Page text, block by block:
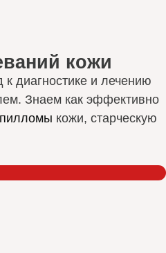
кожи
диагностике и лечению
Знаем как эффективно
кожи, старческую